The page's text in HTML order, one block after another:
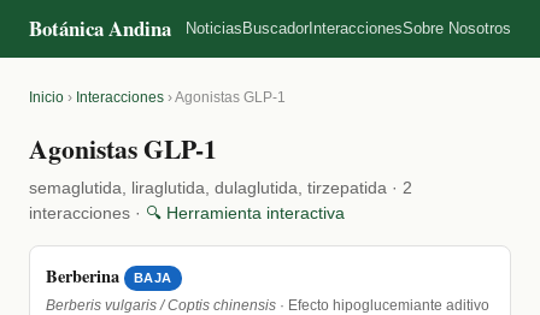
Botánica Andina Noticias Buscador InteraccionesSobre Nosotros
Inicio › Interacciones ›Agonistas GLP-1
Agonistas GLP-1
semaglutida, liraglutida, dulaglutida, tirzepatida · 2
interacciones · 🔍 Herramienta interactiva
Berberina BAJA
Berberis vulgaris / Coptis chinensis· Efecto hipoglucemiante aditivo